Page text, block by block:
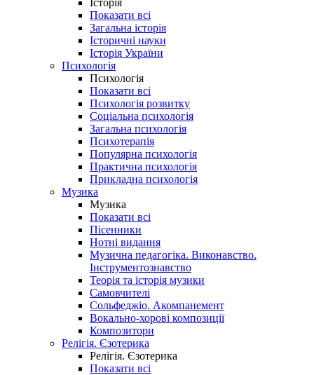
Історія
Показати всі
Загальна історія
Історичні науки
Історія України
Психологія
Психологія
Показати всі
Психологія розвитку
Соціальна психологія
Загальна психологія
Психотерапія
Популярна психологія
Практична психологія
Прикладна психологія
Музика
Музика
Показати всі
Пісенники
Нотні видання
Музична педагогіка. Виконавство.
Інструментознавство
Теорія та історія музики
Самовчителі
Сольфеджіо. Акомпанемент
Вокально-хорові композиції
Композитори
Релігія. Єзотерика
Релігія. Єзотерика
Показати всі